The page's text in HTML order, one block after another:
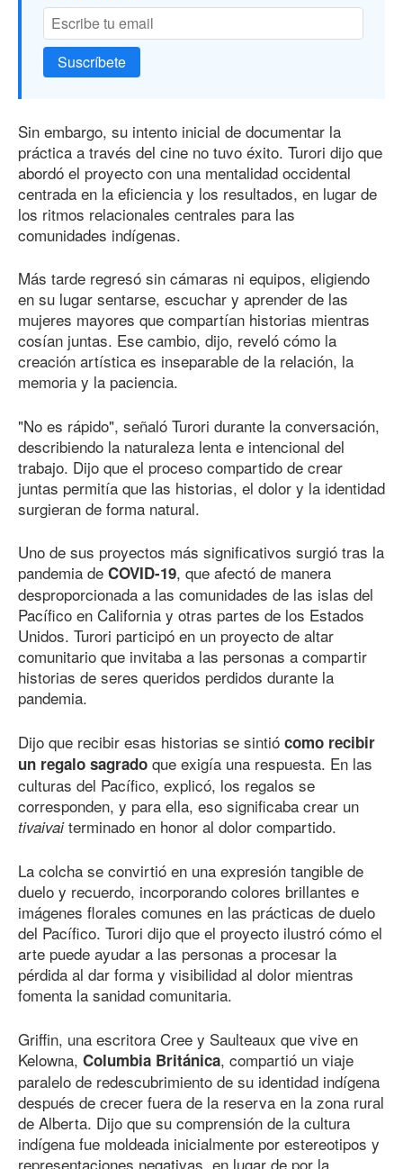
Suscríbete
Sin embargo, su intento inicial de documentar la
práctica a través del cine no tuvo éxito. Turori dijo que
abordó el proyecto con una mentalidad occidental
centrada en la eficiencia y los resultados, en lugar de
los ritmos relacionales centrales para las
comunidades indígenas.
Más tarde regresó sin cámaras ni equipos, eligiendo
en su lugar sentarse, escuchar y aprender de las
mujeres mayores que compartían historias mientras
cosían juntas. Ese cambio, dijo, reveló cómo la
creación artística es inseparable de la relación, la
memoria y la paciencia.
"No es rápido", señaló Turori durante la conversación,
describiendo la naturaleza lenta e intencional del
trabajo. Dijo que el proceso compartido de crear
juntas permitía que las historias, el dolor y la identidad
surgieran de forma natural.
Uno de sus proyectos más significativos surgió tras la
pandemia de COVID-19, que afectó de manera
desproporcionada a las comunidades de las islas del
Pacífico en California y otras partes de los Estados
Unidos. Turori participó en un proyecto de altar
comunitario que invitaba a las personas a compartir
historias de seres queridos perdidos durante la
pandemia.
Dijo que recibir esas historias se sintió como recibir
un regalo sagrado que exigía una respuesta. En las
culturas del Pacífico, explicó, los regalos se
corresponden, y para ella, eso significaba crear un
tivaivaiterminado en honor al dolor compartido.
La colcha se convirtió en una expresión tangible de
duelo y recuerdo, incorporando colores brillantes e
imágenes florales comunes en las prácticas de duelo
del Pacífico. Turori dijo que el proyecto ilustró cómo el
arte puede ayudar a las personas a procesar la
pérdida al dar forma y visibilidad al dolor mientras
fomenta la sanidad comunitaria.
Griffin, una escritora Cree y Saulteaux que vive en
Kelowna, Columbia Británica, compartió un viaje
paralelo de redescubrimiento de su identidad indígena
después de crecer fuera de la reserva en la zona rural
de Alberta. Dijo que su comprensión de la cultura
indígena fue moldeada inicialmente por estereotipos y
representaciones negativas, en lugar de por la